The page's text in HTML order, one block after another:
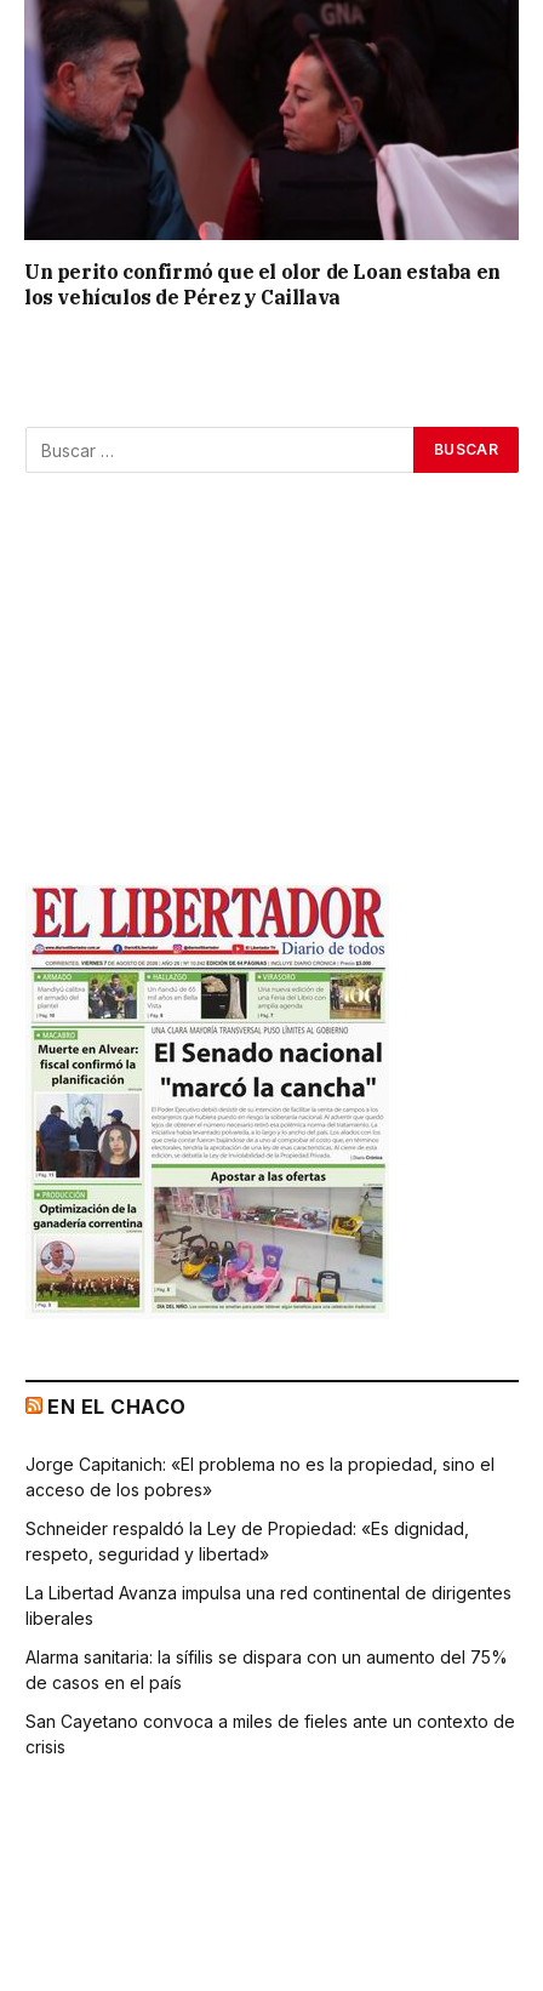
Un perito confirmó que el olor de Loan estaba en
los vehículos de Pérez y Caillava
EN EL CHACO
Jorge Capitanich: «El problema no es la propiedad, sino el
acceso de los pobres»
Schneider respaldó la Ley de Propiedad: «Es dignidad,
respeto, seguridad y libertad»
La Libertad Avanza impulsa una red continental de dirigentes
liberales
Alarma sanitaria: la sífilis se dispara con un aumento del 75%
de casos en el país
San Cayetano convoca a miles de fieles ante un contexto de
crisis